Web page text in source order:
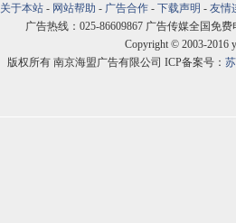
关于本站 - 网站帮助 - 广告合作 - 下载声明 - 友情
广告热线：025-86609867 广告传媒全国免费
Copyright © 2003-2016
版权所有 南京海盟广告有限公司 ICP备案号：